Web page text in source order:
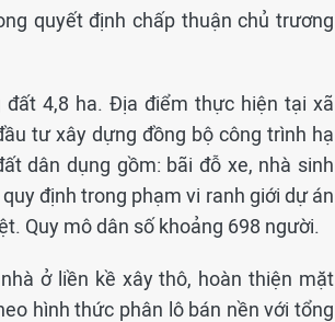
quyết định chấp thuận chủ trương
4,8 ha. Địa điểm thực hiện tại xã
tư xây dựng đồng bộ công trình hạ
dân dụng gồm: bãi đỗ xe, nhà sinh
định trong phạm vi ranh giới dự án
Quy mô dân số khoảng 698 người.
ở liền kề xây thô, hoàn thiện mặt
hình thức phân lô bán nền với tổng